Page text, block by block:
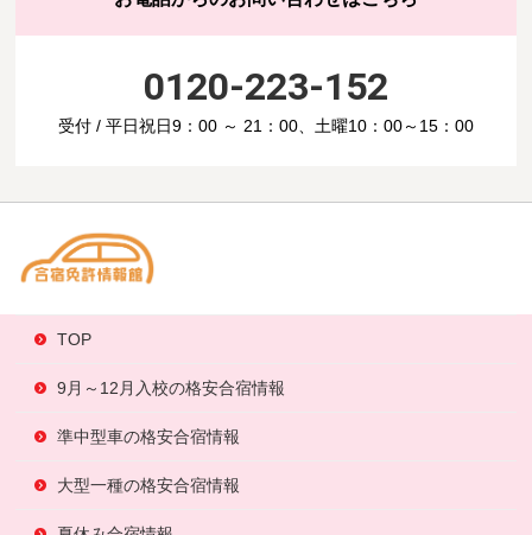
0120-223-152
受付 / 平日祝日9：00 ～ 21：00、土曜10：00～15：00
TOP
9月～12月入校の格安合宿情報
準中型車の格安合宿情報
大型一種の格安合宿情報